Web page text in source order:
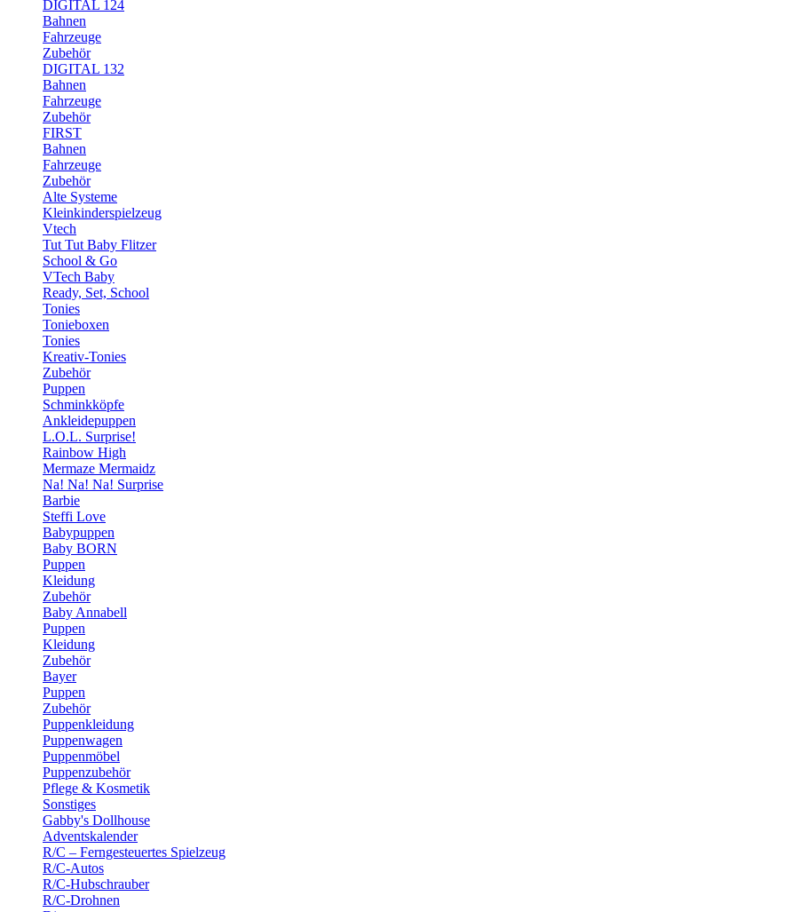
DIGITAL 124
Bahnen
Fahrzeuge
Zubehör
DIGITAL 132
Bahnen
Fahrzeuge
Zubehör
FIRST
Bahnen
Fahrzeuge
Zubehör
Alte Systeme
Kleinkinderspielzeug
Vtech
Tut Tut Baby Flitzer
School & Go
VTech Baby
Ready, Set, School
Tonies
Tonieboxen
Tonies
Kreativ-Tonies
Zubehör
Puppen
Schminkköpfe
Ankleidepuppen
L.O.L. Surprise!
Rainbow High
Mermaze Mermaidz
Na! Na! Na! Surprise
Barbie
Steffi Love
Babypuppen
Baby BORN
Puppen
Kleidung
Zubehör
Baby Annabell
Puppen
Kleidung
Zubehör
Bayer
Puppen
Zubehör
Puppenkleidung
Puppenwagen
Puppenmöbel
Puppenzubehör
Pflege & Kosmetik
Sonstiges
Gabby's Dollhouse
Adventskalender
R/C – Ferngesteuertes Spielzeug
R/C-Autos
R/C-Hubschrauber
R/C-Drohnen